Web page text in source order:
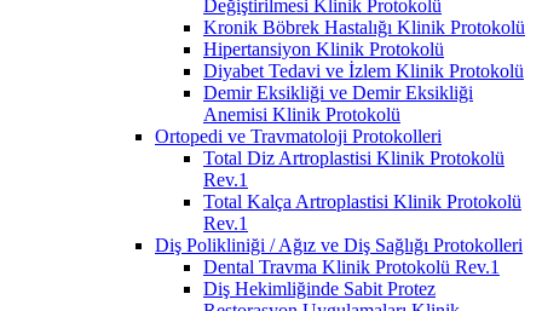
Değiştirilmesi Klinik Protokolü
Kronik Böbrek Hastalığı Klinik Protokolü
Hipertansiyon Klinik Protokolü
Diyabet Tedavi ve İzlem Klinik Protokolü
Demir Eksikliği ve Demir Eksikliği
Anemisi Klinik Protokolü
Ortopedi ve Travmatoloji Protokolleri
Total Diz Artroplastisi Klinik Protokolü
Rev.1
Total Kalça Artroplastisi Klinik Protokolü
Rev.1
Diş Polikliniği / Ağız ve Diş Sağlığı Protokolleri
Dental Travma Klinik Protokolü Rev.1
Diş Hekimliğinde Sabit Protez